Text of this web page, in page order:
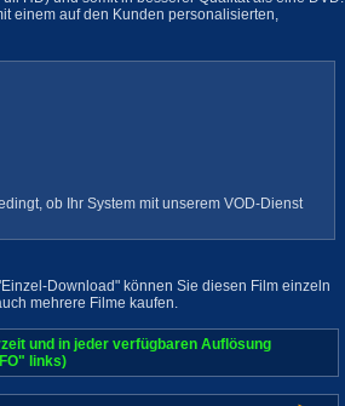
einem auf den Kunden personalisierten,
ob Ihr System mit unserem VOD-Dienst
Download" können Sie diesen Film einzeln
mehrere Filme kaufen.
und in jeder verfügbaren Auflösung
links)